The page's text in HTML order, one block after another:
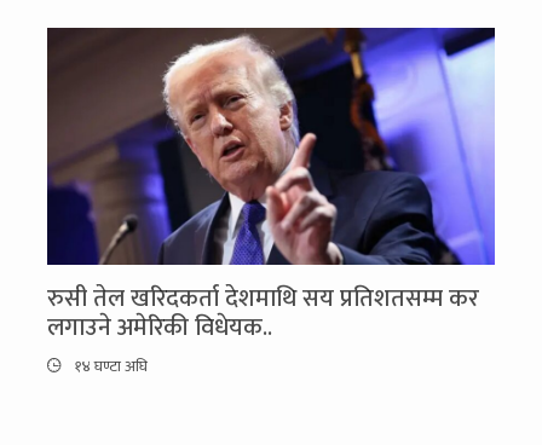
रुसी तेल खरिदकर्ता देशमाथि सय प्रतिशतसम्म कर
लगाउने अमेरिकी विधेयक..
१४ घण्टा अघि